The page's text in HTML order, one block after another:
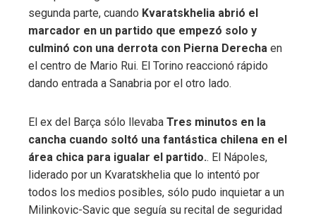
segunda parte, cuando Kvaratskhelia abrió el
marcador en un partido que empezó solo y
culminó con una derrota con Pierna Derecha en
el centro de Mario Rui. El Torino reaccionó rápido
dando entrada a Sanabria por el otro lado.
El ex del Barça sólo llevaba Tres minutos en la
cancha cuando soltó una fantástica chilena en el
área chica para igualar el partido.. El Nápoles,
liderado por un Kvaratskhelia que lo intentó por
todos los medios posibles, sólo pudo inquietar a un
Milinkovic-Savic que seguía su recital de seguridad